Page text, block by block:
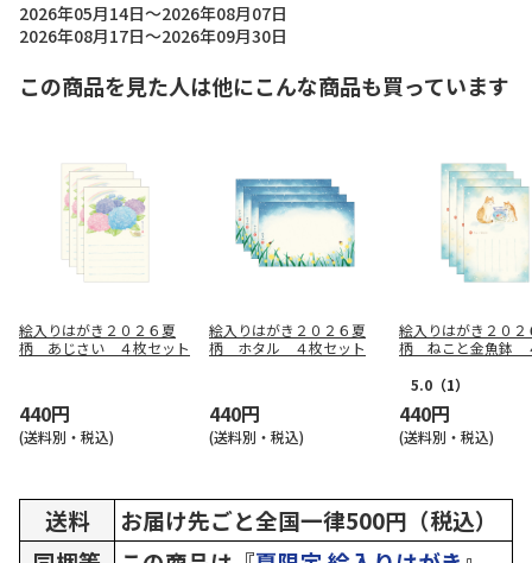
2026年05月14日～2026年08月07日
2026年08月17日～2026年09月30日
この商品を見た人は他にこんな商品も買っています
絵入りはがき２０２６夏
柄 あじさい ４枚セット
440円
(送料別・税込)
絵入りはがき２０２６夏
柄 ホタル ４枚セット
440円
(送料別・税込)
絵入りはがき２０２
柄 ねこと金魚鉢
5.0 （1）
440円
(送料別・税込)
送料
お届け先ごと全国一律500円（税込）